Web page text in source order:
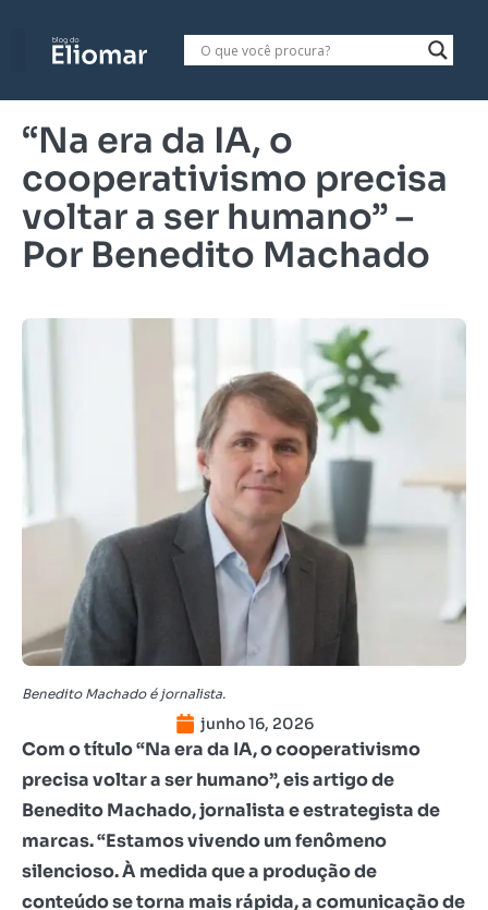
“Na era da IA, o
cooperativismo precisa
voltar a ser humano” –
Por Benedito Machado
Benedito Machado é jornalista.
junho 16, 2026
Com o título “Na era da IA, o cooperativismo
precisa voltar a ser humano”, eis artigo de
Benedito Machado, jornalista e estrategista de
marcas. “Estamos vivendo um fenômeno
silencioso. À medida que a produção de
conteúdo se torna mais rápida, a comunicação de